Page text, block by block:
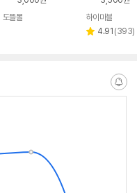
도뜰몰
페이
하이마블
별 4.91 리
(393)
알